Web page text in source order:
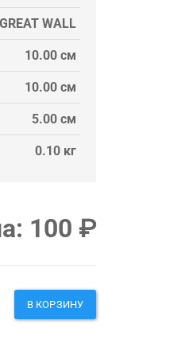
GREAT WALL
10.00 см
10.00 см
5.00 см
0.10 кг
100 ₽
В КОРЗИНУ